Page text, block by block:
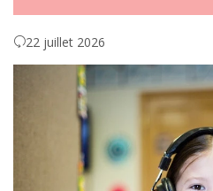
22 juillet 2026